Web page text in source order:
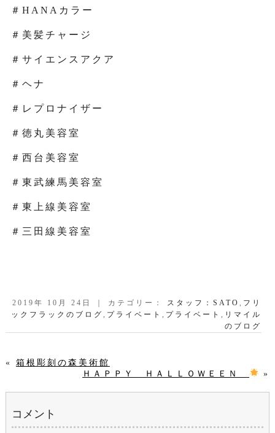
＃HANAカラー
＃美髪チャージ
＃サイエンスアクア
＃ヘナ
＃レプロナイザー
＃徳丸美容室
＃西台美容室
＃東武練馬美容室
＃東上線美容室
＃三田線美容室
2019年 10月 24日 ｜ カテゴリー： スタッフ：SATO, フリ
ックフラックのブログ, プライベート, プライベート, リマイル
のブログ
« 箱根彫刻の森美術館
ＨＡＰＰＹ ＨＡＬＬＯＷＥＥＮ
»
コメント